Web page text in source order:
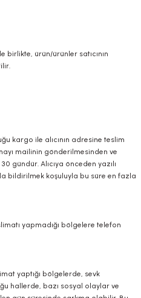
birlikte, ürün/ürünler satıcının
kargo ile alıcının adresine teslim
mailinin gönderilmesinden ve
gündür. Alıcıya önceden yazılı
bildirilmek koşuluyla bu süre en fazla
yapmadığı bölgelere telefon
yaptığı bölgelerde, sevk
hallerde, bazı sosyal olaylar ve